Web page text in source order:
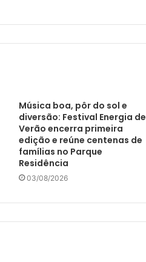
Música boa, pôr do sol e
diversão: Festival Energia de
Verão encerra primeira
edição e reúne centenas de
famílias no Parque
Residência
03/08/2026